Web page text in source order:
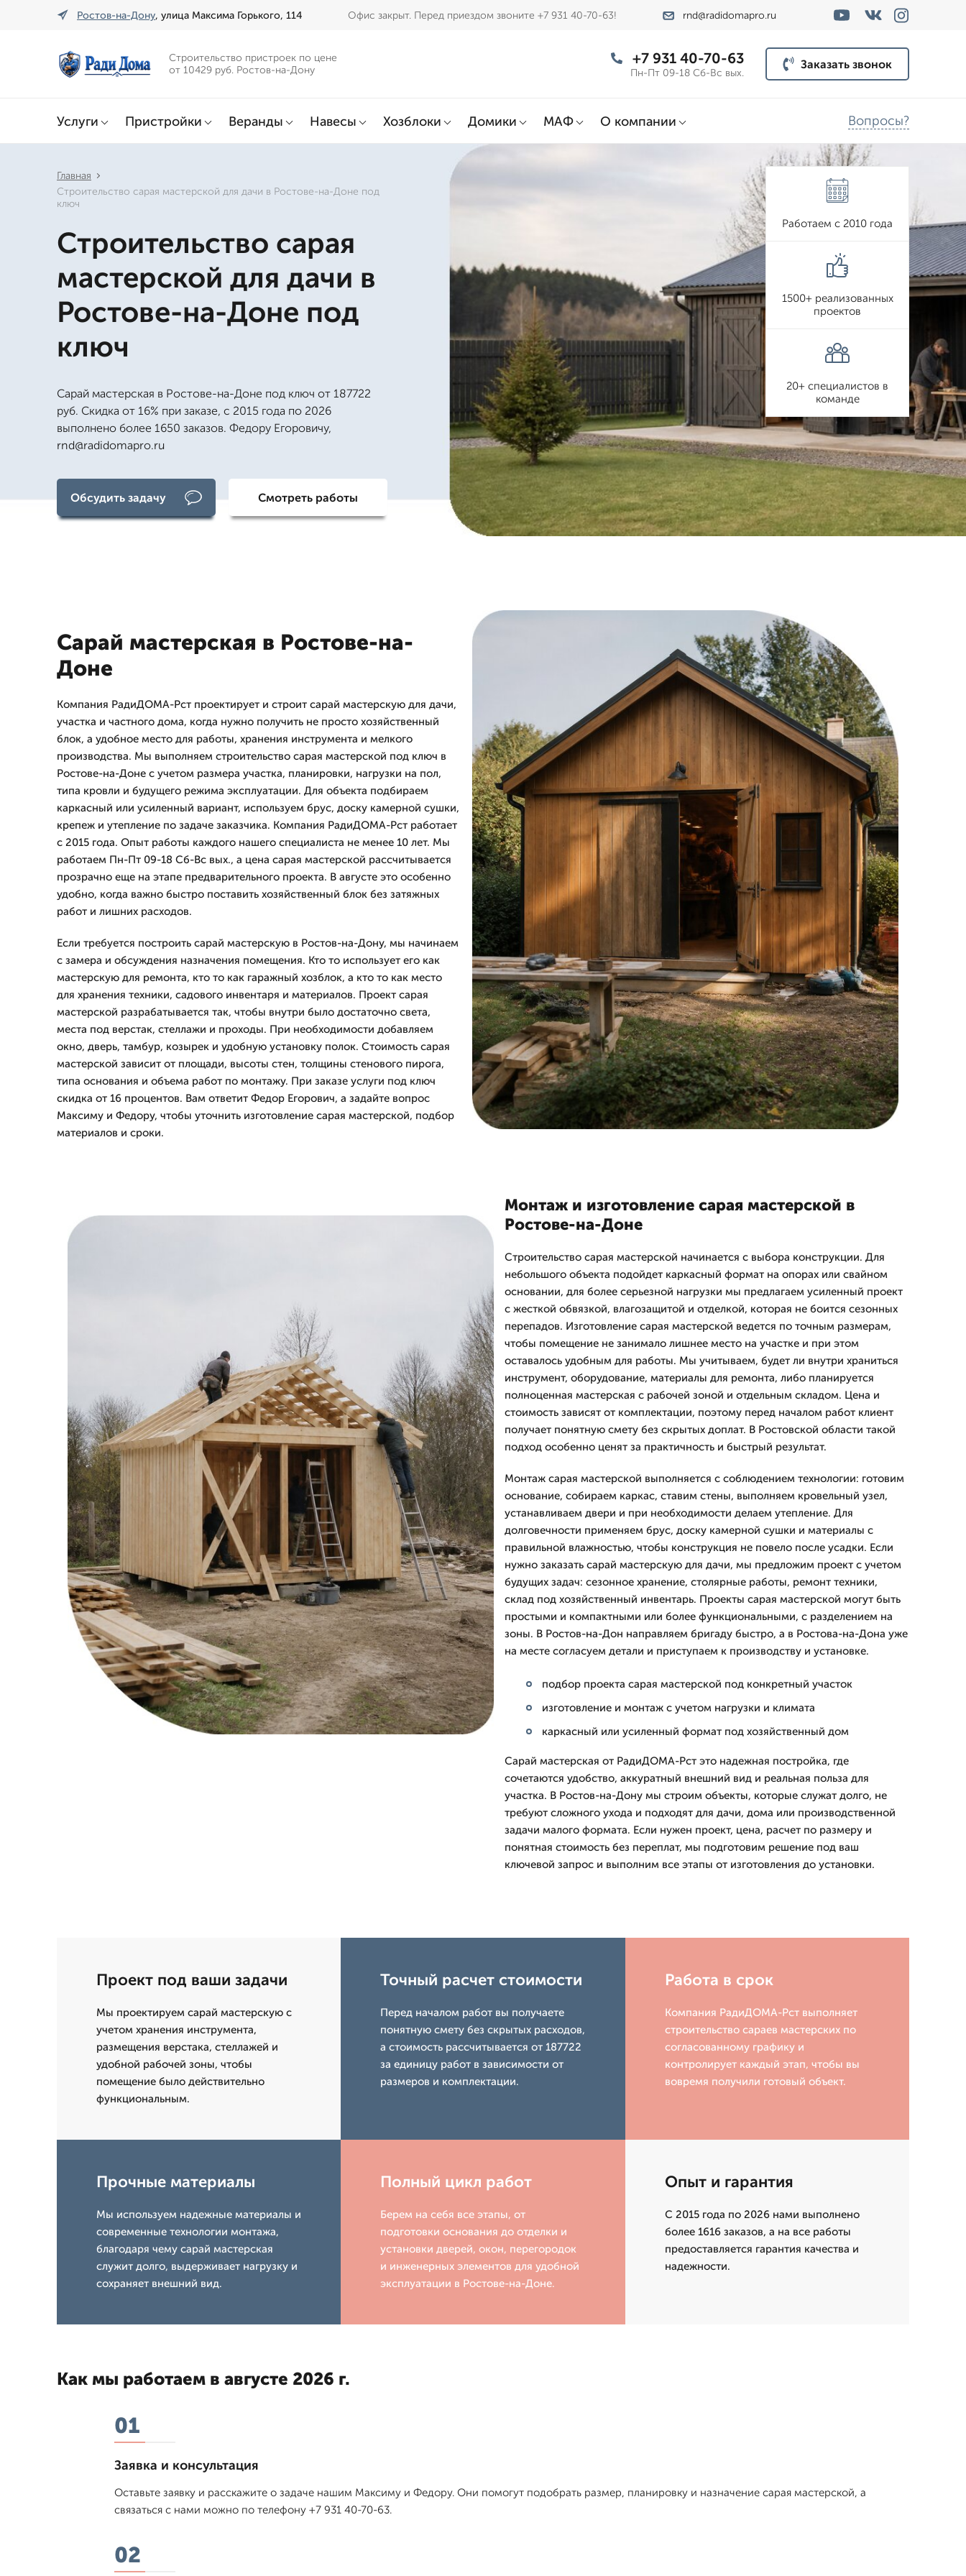
Ростов-на-Дону, улица Максима Горького, 114 Офис закрыт. Перед приездом звоните +7 931 40-70-63! rnd@radidomapro.ru
Строительство пристроек по цене
от 10429 руб. Ростов-на-Дону
+7 931 40-70-63
Пн-Пт 09-18 Сб-Вс вых.
Заказать звонок
Услуги Пристройки Веранды Навесы Хозблоки Домики МАФ О компании Вопросы?
Главная
Строительство сарая мастерской для дачи в Ростове-на-Доне под
ключ
Строительство сарая
мастерской для дачи в
Ростове-на-Доне под
ключ
Сарай мастерская в Ростове-на-Доне под ключ от 187722
руб. Скидка от 16% при заказе, с 2015 года по 2026
выполнено более 1650 заказов. Федору Егоровичу,
rnd@radidomapro.ru
Обсудить задачу Смотреть работы
Работаем с 2010 года
1500+ реализованных
проектов
20+ специалистов в
команде
Сарай мастерская в Ростове-на-
Доне
Компания РадиДОМА-Рст проектирует и строит сарай мастерскую для дачи,
участка и частного дома, когда нужно получить не просто хозяйственный
блок, а удобное место для работы, хранения инструмента и мелкого
производства. Мы выполняем строительство сарая мастерской под ключ в
Ростове-на-Доне с учетом размера участка, планировки, нагрузки на пол,
типа кровли и будущего режима эксплуатации. Для объекта подбираем
каркасный или усиленный вариант, используем брус, доску камерной сушки,
крепеж и утепление по задаче заказчика. Компания РадиДОМА-Рст работает
с 2015 года. Опыт работы каждого нашего специалиста не менее 10 лет. Мы
работаем Пн-Пт 09-18 Сб-Вс вых., а цена сарая мастерской рассчитывается
прозрачно еще на этапе предварительного проекта. В августе это особенно
удобно, когда важно быстро поставить хозяйственный блок без затяжных
работ и лишних расходов.
Если требуется построить сарай мастерскую в Ростов-на-Дону, мы начинаем
с замера и обсуждения назначения помещения. Кто то использует его как
мастерскую для ремонта, кто то как гаражный хозблок, а кто то как место
для хранения техники, садового инвентаря и материалов. Проект сарая
мастерской разрабатывается так, чтобы внутри было достаточно света,
места под верстак, стеллажи и проходы. При необходимости добавляем
окно, дверь, тамбур, козырек и удобную установку полок. Стоимость сарая
мастерской зависит от площади, высоты стен, толщины стенового пирога,
типа основания и объема работ по монтажу. При заказе услуги под ключ
скидка от 16 процентов. Вам ответит Федор Егорович, а задайте вопрос
Максиму и Федору, чтобы уточнить изготовление сарая мастерской, подбор
материалов и сроки.
Монтаж и изготовление сарая мастерской в
Ростове-на-Доне
Строительство сарая мастерской начинается с выбора конструкции. Для
небольшого объекта подойдет каркасный формат на опорах или свайном
основании, для более серьезной нагрузки мы предлагаем усиленный проект
с жесткой обвязкой, влагозащитой и отделкой, которая не боится сезонных
перепадов. Изготовление сарая мастерской ведется по точным размерам,
чтобы помещение не занимало лишнее место на участке и при этом
оставалось удобным для работы. Мы учитываем, будет ли внутри храниться
инструмент, оборудование, материалы для ремонта, либо планируется
полноценная мастерская с рабочей зоной и отдельным складом. Цена и
стоимость зависят от комплектации, поэтому перед началом работ клиент
получает понятную смету без скрытых доплат. В Ростовской области такой
подход особенно ценят за практичность и быстрый результат.
Монтаж сарая мастерской выполняется с соблюдением технологии: готовим
основание, собираем каркас, ставим стены, выполняем кровельный узел,
устанавливаем двери и при необходимости делаем утепление. Для
долговечности применяем брус, доску камерной сушки и материалы с
правильной влажностью, чтобы конструкция не повело после усадки. Если
нужно заказать сарай мастерскую для дачи, мы предложим проект с учетом
будущих задач: сезонное хранение, столярные работы, ремонт техники,
склад под хозяйственный инвентарь. Проекты сарая мастерской могут быть
простыми и компактными или более функциональными, с разделением на
зоны. В Ростов-на-Дон направляем бригаду быстро, а в Ростова-на-Дона уже
на месте согласуем детали и приступаем к производству и установке.
подбор проекта сарая мастерской под конкретный участок
изготовление и монтаж с учетом нагрузки и климата
каркасный или усиленный формат под хозяйственный дом
Сарай мастерская от РадиДОМА-Рст это надежная постройка, где
сочетаются удобство, аккуратный внешний вид и реальная польза для
участка. В Ростов-на-Дону мы строим объекты, которые служат долго, не
требуют сложного ухода и подходят для дачи, дома или производственной
задачи малого формата. Если нужен проект, цена, расчет по размеру и
понятная стоимость без переплат, мы подготовим решение под ваш
ключевой запрос и выполним все этапы от изготовления до установки.
Проект под ваши задачи
Мы проектируем сарай мастерскую с
учетом хранения инструмента,
размещения верстака, стеллажей и
удобной рабочей зоны, чтобы
помещение было действительно
функциональным.
Точный расчет стоимости
Перед началом работ вы получаете
понятную смету без скрытых расходов,
а стоимость рассчитывается от 187722
за единицу работ в зависимости от
размеров и комплектации.
Работа в срок
Компания РадиДОМА-Рст выполняет
строительство сараев мастерских по
согласованному графику и
контролирует каждый этап, чтобы вы
вовремя получили готовый объект.
Прочные материалы
Мы используем надежные материалы и
современные технологии монтажа,
благодаря чему сарай мастерская
служит долго, выдерживает нагрузку и
сохраняет внешний вид.
Полный цикл работ
Берем на себя все этапы, от
подготовки основания до отделки и
установки дверей, окон, перегородок
и инженерных элементов для удобной
эксплуатации в Ростове-на-Доне.
Опыт и гарантия
С 2015 года по 2026 нами выполнено
более 1616 заказов, а на все работы
предоставляется гарантия качества и
надежности.
Как мы работаем в августе 2026 г.
01
Заявка и консультация
Оставьте заявку и расскажите о задаче нашим Максиму и Федору. Они помогут подобрать размер, планировку и назначение сарая мастерской, а
связаться с нами можно по телефону +7 931 40-70-63.
02